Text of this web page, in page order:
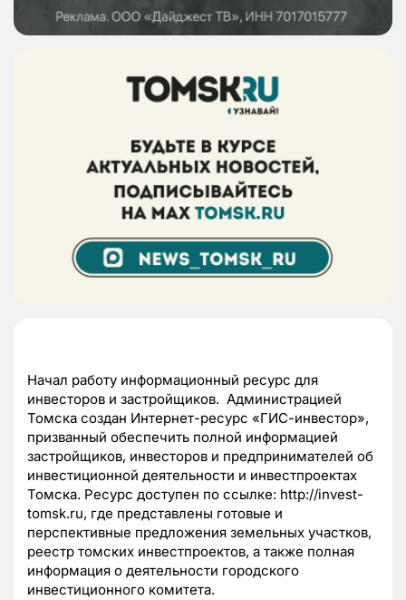
Начал работу информационный ресурс для
инвесторов и застройщиков. Администрацией
Томска создан Интернет-ресурс «ГИС-инвестор»,
призванный обеспечить полной информацией
застройщиков, инвесторов и предпринимателей об
инвестиционной деятельности и инвестпроектах
Томска. Ресурс доступен по ссылке: http://invest-
tomsk.ru, где представлены готовые и
перспективные предложения земельных участков,
реестр томских инвестпроектов, а также полная
информация о деятельности городского
инвестиционного комитета.